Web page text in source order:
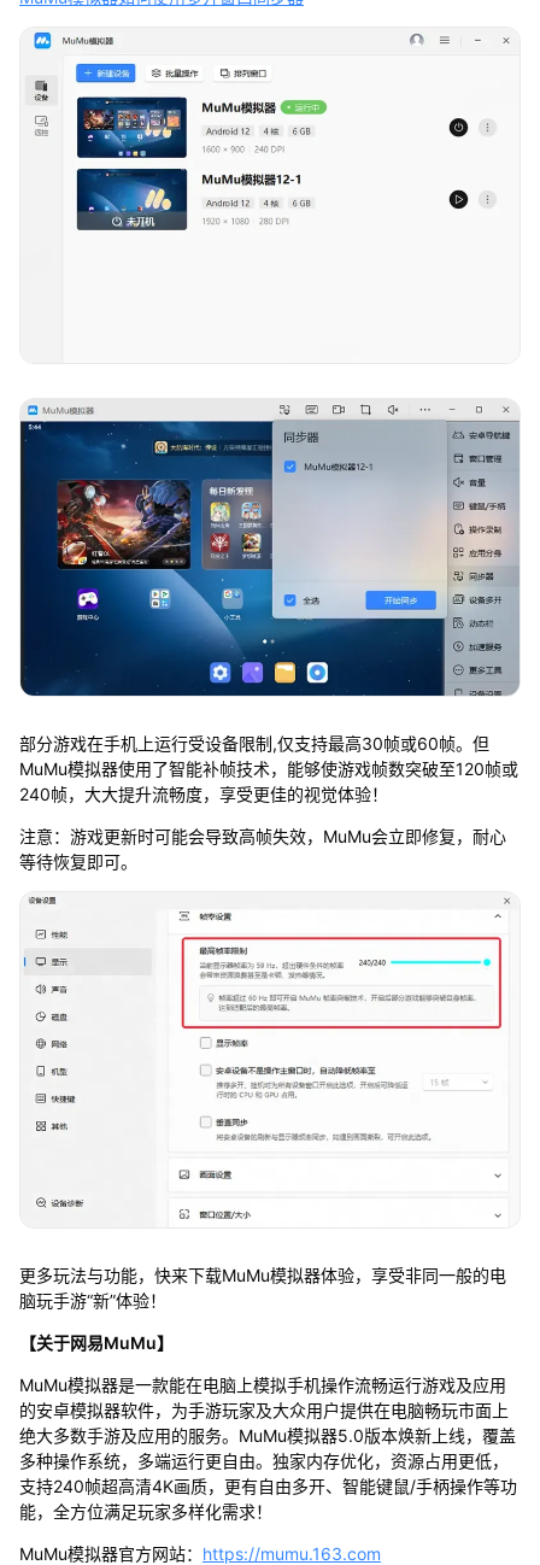
部分游戏在手机上运行受设备限制,仅支持最高30帧或60帧。但
MuMu模拟器使用了智能补帧技术，能够使游戏帧数突破至120帧或
240帧，大大提升流畅度，享受更佳的视觉体验！
注意：游戏更新时可能会导致高帧失效，MuMu会立即修复，耐心
等待恢复即可。
更多玩法与功能，快来下载MuMu模拟器体验，享受非同一般的电
脑玩手游“新”体验！
【关于网易MuMu】
MuMu模拟器是一款能在电脑上模拟手机操作流畅运行游戏及应用
的安卓模拟器软件，为手游玩家及大众用户提供在电脑畅玩市面上
绝大多数手游及应用的服务。MuMu模拟器5.0版本焕新上线，覆盖
多种操作系统，多端运行更自由。独家内存优化，资源占用更低，
支持240帧超高清4K画质，更有自由多开、智能键鼠/手柄操作等功
能，全方位满足玩家多样化需求！
MuMu模拟器官方网站： https://mumu.163.com